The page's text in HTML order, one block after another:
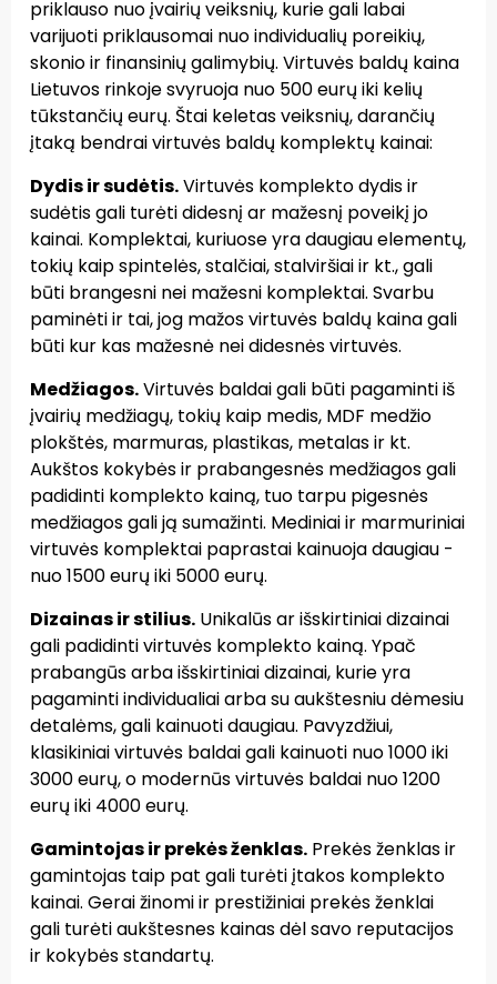
priklauso nuo įvairių veiksnių, kurie gali labai
varijuoti priklausomai nuo individualių poreikių,
skonio ir finansinių galimybių. Virtuvės baldų kaina
Lietuvos rinkoje svyruoja nuo 500 eurų iki kelių
tūkstančių eurų. Štai keletas veiksnių, darančių
įtaką bendrai virtuvės baldų komplektų kainai:
Dydis ir sudėtis.Virtuvės komplekto dydis ir
sudėtis gali turėti didesnį ar mažesnį poveikį jo
kainai. Komplektai, kuriuose yra daugiau elementų,
tokių kaip spintelės, stalčiai, stalviršiai ir kt., gali
būti brangesni nei mažesni komplektai. Svarbu
paminėti ir tai, jog mažos virtuvės baldų kaina gali
būti kur kas mažesnė nei didesnės virtuvės.
Medžiagos.Virtuvės baldai gali būti pagaminti iš
įvairių medžiagų, tokių kaip medis, MDF medžio
plokštės, marmuras, plastikas, metalas ir kt.
Aukštos kokybės ir prabangesnės medžiagos gali
padidinti komplekto kainą, tuo tarpu pigesnės
medžiagos gali ją sumažinti. Mediniai ir marmuriniai
virtuvės komplektai paprastai kainuoja daugiau -
nuo 1500 eurų iki 5000 eurų.
Dizainas ir stilius. Unikalūs ar išskirtiniai dizainai
gali padidinti virtuvės komplekto kainą. Ypač
prabangūs arba išskirtiniai dizainai, kurie yra
pagaminti individualiai arba su aukštesniu dėmesiu
detalėms, gali kainuoti daugiau. Pavyzdžiui,
klasikiniai virtuvės baldai gali kainuoti nuo 1000 iki
3000 eurų, o modernūs virtuvės baldai nuo 1200
eurų iki 4000 eurų.
Gamintojas ir prekės ženklas. Prekės ženklas ir
gamintojas taip pat gali turėti įtakos komplekto
kainai. Gerai žinomi ir prestižiniai prekės ženklai
gali turėti aukštesnes kainas dėl savo reputacijos
ir kokybės standartų.